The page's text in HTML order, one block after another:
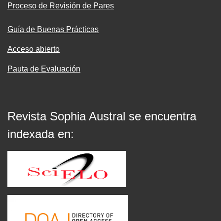
Proceso de Revisión de Pares
Guía de Buenas Prácticas
Acceso abierto
Pauta de Evaluación
Revista Sophia Austral se encuentra
indexada en: